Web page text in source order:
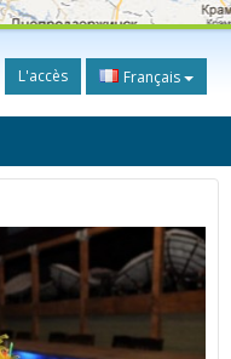
L'accès Français